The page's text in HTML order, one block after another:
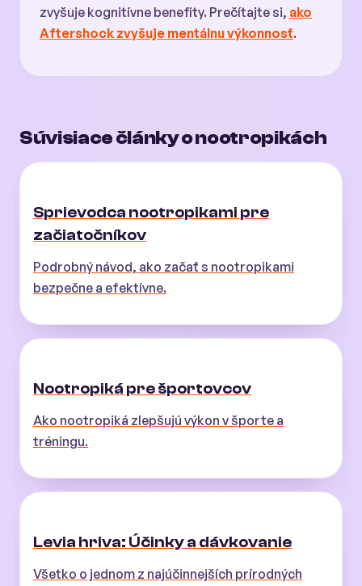
zvyšuje kognitívne benefity. Prečítajte si, ako
Aftershock zvyšuje mentálnu výkonnosť.
Súvisiace články o nootropikách
Sprievodca nootropikami pre
začiatočníkov
Podrobný návod, ako začať s nootropikami
bezpečne a efektívne.
Nootropiká pre športovcov
Ako nootropiká zlepšujú výkon v športe a
tréningu.
Levia hriva: Účinky a dávkovanie
Všetko o jednom z najúčinnejších prírodných